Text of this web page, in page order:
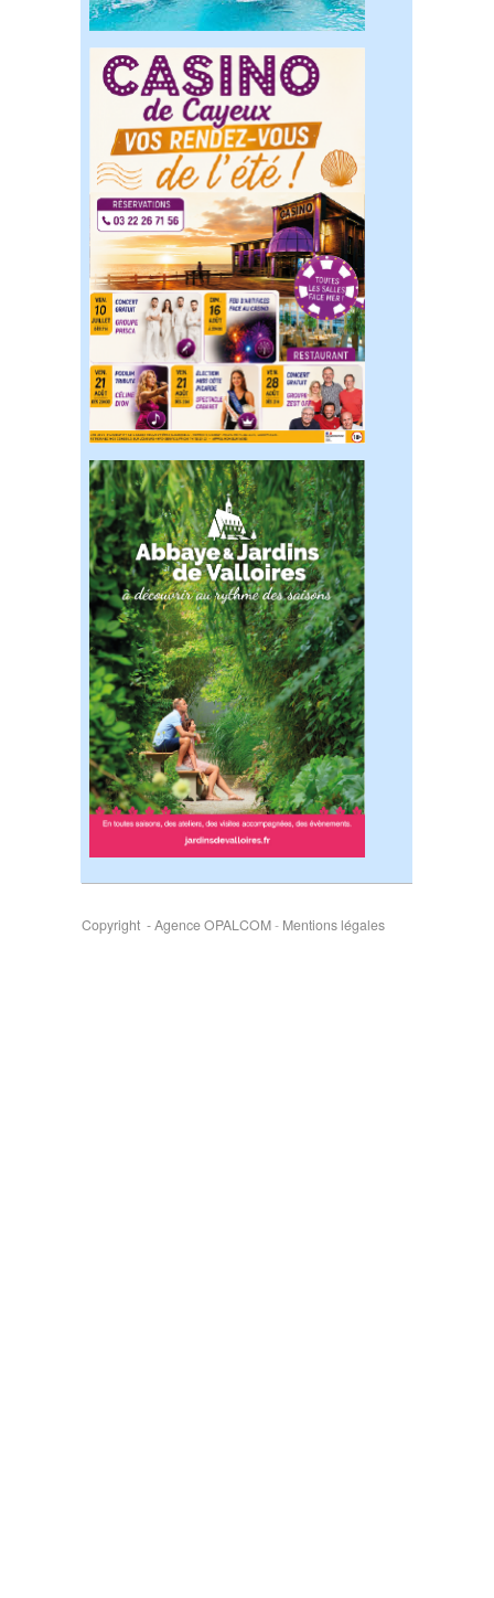
Copyright - Agence OPALCOM- Mentions légales